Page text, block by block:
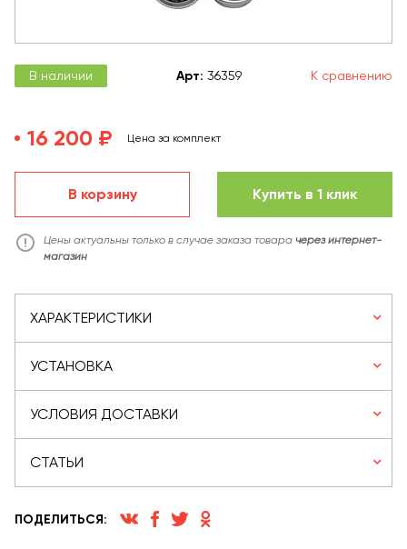
В наличии Арт: 36359 К сравнению
16 200 ₽ Цена за комплект
В корзину Купить в 1 клик
Цены актуальны только в случае заказа товара через интернет-
магазин
ХАРАКТЕРИСТИКИ
УСТАНОВКА
УСЛОВИЯ ДОСТАВКИ
СТАТЬИ
ПОДЕЛИТЬСЯ: